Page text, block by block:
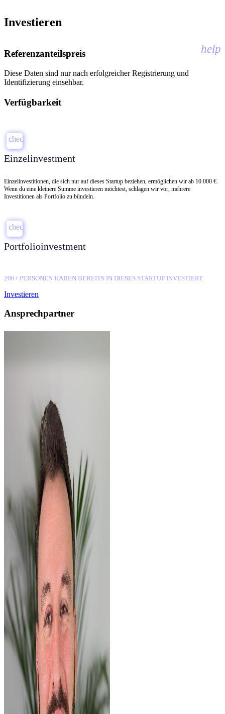
Investieren
Referenzanteilspreis help
Diese Daten sind nur nach erfolgreicher Registrierung und
Identifizierung einsehbar.
Verfügbarkeit
check
Einzelinvestment
Einzelinvestitionen, die sich nur auf dieses Startup beziehen, ermöglichen wir ab 10.000 €.
Wenn du eine kleinere Summe investieren möchtest, schlagen wir vor, mehrere
Investitionen als Portfolio zu bündeln.
check
Portfolioinvestment
200+ PERSONEN HABEN BEREITS IN DIESES STARTUP INVESTIERT.
Investieren
Ansprechpartner